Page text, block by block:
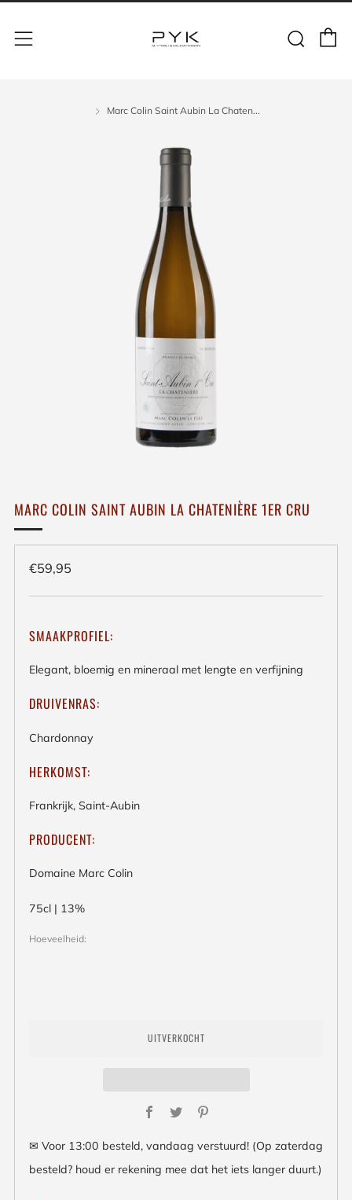
Marc Colin Saint Aubin La Chaten...
MARC COLIN SAINT AUBIN LA CHATENIÈRE 1ER CRU
Regulieren
€59,95
SMAAKPROFIEL:
Elegant, bloemig en mineraal met lengte en verfijning
DRUIVENRAS:
Chardonnay
HERKOMST:
Frankrijk, Saint-Aubin
PRODUCENT:
Domaine Marc Colin
75cl | 13%
Hoeveelheid:
UITVERKOCHT
Facebook
Twitter
✉ Voor 13:00 besteld, vandaag verstuurd! (Op zaterdag
besteld? houd er rekening mee dat het iets langer duurt.)